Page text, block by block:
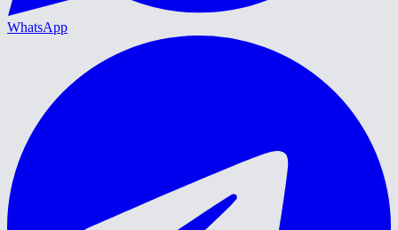
WhatsApp